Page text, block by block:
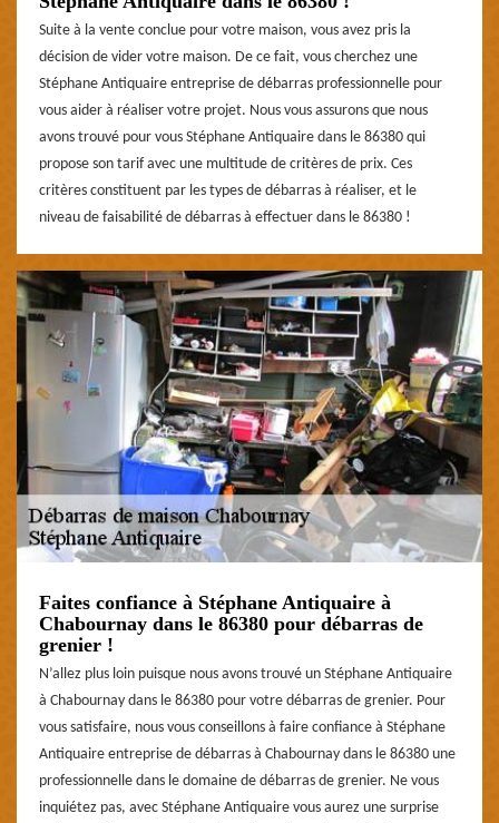
Suite à la vente conclue pour votre maison, vous avez pris la
décision de vider votre maison. De ce fait, vous cherchez une
Stéphane Antiquaire entreprise de débarras professionnelle pour
vous aider à réaliser votre projet. Nous vous assurons que nous
avons trouvé pour vous Stéphane Antiquaire dans le 86380 qui
propose son tarif avec une multitude de critères de prix. Ces
critères constituent par les types de débarras à réaliser, et le
niveau de faisabilité de débarras à effectuer dans le 86380 !
Faites confiance à Stéphane Antiquaire à
Chabournay dans le 86380 pour débarras de
grenier !
N’allez plus loin puisque nous avons trouvé un Stéphane Antiquaire
à Chabournay dans le 86380 pour votre débarras de grenier. Pour
vous satisfaire, nous vous conseillons à faire confiance à Stéphane
Antiquaire entreprise de débarras à Chabournay dans le 86380 une
professionnelle dans le domaine de débarras de grenier. Ne vous
inquiétez pas, avec Stéphane Antiquaire vous aurez une surprise